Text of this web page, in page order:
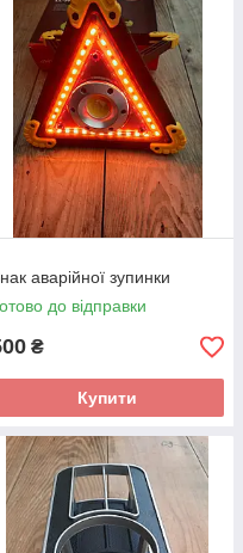
аварійної зупинки
до відправки
₴
Купити